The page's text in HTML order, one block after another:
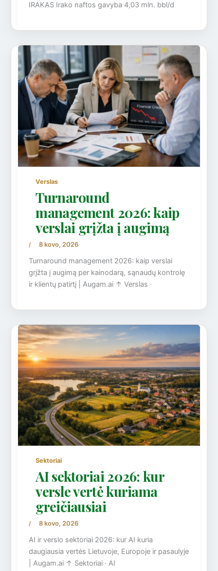
IRAKAS Irako naftos gavyba 4,03 mln. bbl/d
Verslas
Turnaround
management 2026: kaip
verslai grįžta į augimą
/ 8 kovo, 2026
Turnaround management 2026: kaip verslai
grįžta į augimą per kainodarą, sąnaudų kontrolę
ir klientų patirtį | Augam.ai ↑ Verslas ·
Sektoriai
AI sektoriai 2026: kur
versle vertė kuriama
greičiausiai
/ 8 kovo, 2026
AI ir verslo sektoriai 2026: kur AI kuria
daugiausia vertės Lietuvoje, Europoje ir pasaulyje
| Augam.ai ↑ Sektoriai · AI